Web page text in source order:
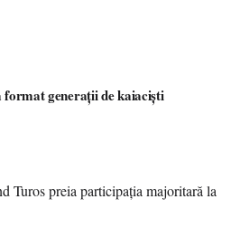
generații de kaiaciști